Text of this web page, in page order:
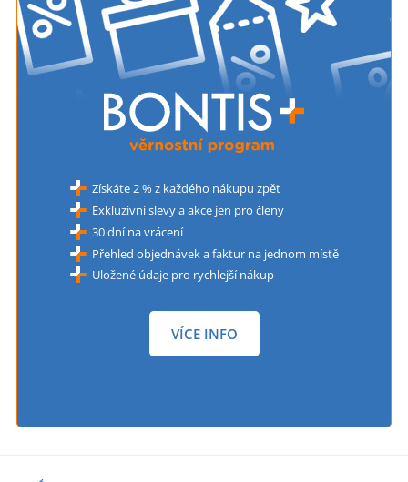
Získáte 2 % z každého nákupu zpět
Exkluzivní slevy a akce jen pro členy
30 dní na vrácení
Přehled objednávek a faktur na jednom místě
Uložené údaje pro rychlejší nákup
VÍCE INFO